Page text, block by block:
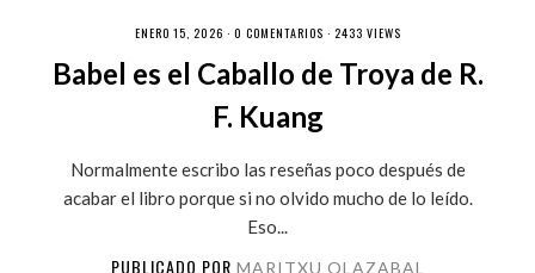
ENERO 15, 2026 · 0 COMENTARIOS · 2433 VIEWS
Babel es el Caballo de Troya de R.
F. Kuang
Normalmente escribo las reseñas poco después de
acabar el libro porque si no olvido mucho de lo leído.
Eso...
PUBLICADO POR MARITXU OLAZABAL